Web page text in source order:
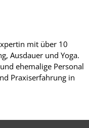
mit über 10
Ausdauer und Yoga.
ehemalige Personal
Praxiserfahrung in